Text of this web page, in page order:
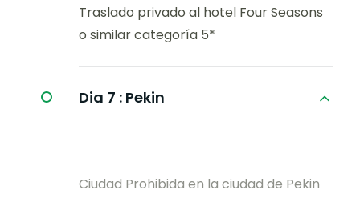
Traslado privado al hotel Four Seasons
o similar categoría 5*
Dia 7 : Pekin
Ciudad Prohibida en la ciudad de Pekin